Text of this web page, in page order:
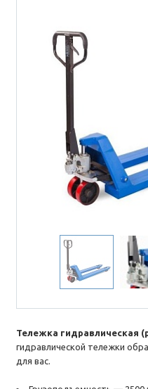
Тележка гидравлическая
гидравлической тележки
для вас.